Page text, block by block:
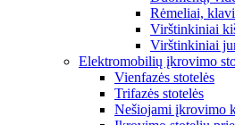
Rėmeliai,
Virštinkiniai
Virštinkiniai
Elektromobilių įkrovimo
Vienfazės stotelės
Trifazės stotelės
Nešiojami įkrovimo